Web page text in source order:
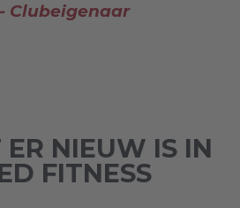
Clubeigenaar
ER NIEUW IS IN
FITNESS